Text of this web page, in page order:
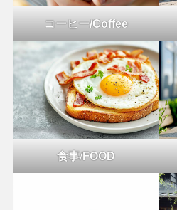
コーヒー/Coffee
食事/FOOD